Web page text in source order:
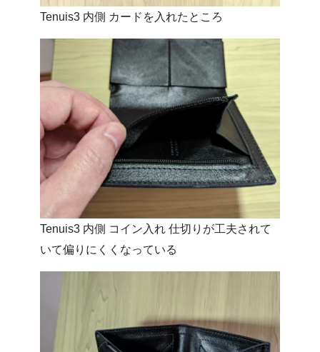
Tenuis3 内側 カードを入れたところ
Tenuis3 内側 コイン入れ 仕切りが工夫されて
いて偏りにくくなっている